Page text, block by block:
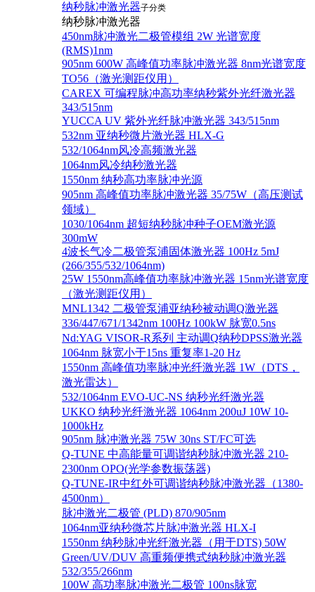
纳秒脉冲激光器子分类
纳秒脉冲激光器
450nm脉冲激光二极管模组 2W 光谱宽度
(RMS)1nm
905nm 600W 高峰值功率脉冲激光器 8nm光谱宽度
TO56（激光测距仪用）
CAREX 可编程脉冲高功率纳秒紫外光纤激光器
343/515nm
YUCCA UV 紫外光纤脉冲激光器 343/515nm
532nm 亚纳秒微片激光器 HLX-G
532/1064nm风冷高频激光器
1064nm风冷纳秒激光器
1550nm 纳秒高功率脉冲光源
905nm 高峰值功率脉冲激光器 35/75W（高压测试
领域）
1030/1064nm 超短纳秒脉冲种子OEM激光源
300mW
4波长气冷二极管泵浦固体激光器 100Hz 5mJ
(266/355/532/1064nm)
25W 1550nm高峰值功率脉冲激光器 15nm光谱宽度
（激光测距仪用）
MNL1342 二极管泵浦亚纳秒被动调Q激光器
336/447/671/1342nm 100Hz 100kW 脉宽0.5ns
Nd:YAG VISOR-R系列 主动调Q纳秒DPSS激光器
1064nm 脉宽小于15ns 重复率1-20 Hz
1550nm 高峰值功率脉冲光纤激光器 1W（DTS，
激光雷达）
532/1064nm EVO-UC-NS 纳秒光纤激光器
UKKO 纳秒光纤激光器 1064nm 200uJ 10W 10-
1000kHz
905nm 脉冲激光器 75W 30ns ST/FC可选
Q-TUNE 中高能量可调谐纳秒脉冲激光器 210-
2300nm OPO(光学参数振荡器)
Q-TUNE-IR中红外可调谐纳秒脉冲激光器（1380-
4500nm）
脉冲激光二极管 (PLD) 870/905nm
1064nm亚纳秒微芯片脉冲激光器 HLX-I
1550nm 纳秒脉冲光纤激光器（用于DTS) 50W
Green/UV/DUV 高重频便携式纳秒脉冲激光器
532/355/266nm
100W 高功率脉冲激光二极管 100ns脉宽